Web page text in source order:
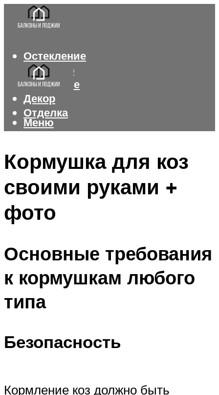
Остекление
Интерьер
Утепление
Декор
Отделка
Меню
Кормушка для коз
своими руками +
фото
Основные требования
к кормушкам любого
типа
Безопасность
Кормление коз должно быть